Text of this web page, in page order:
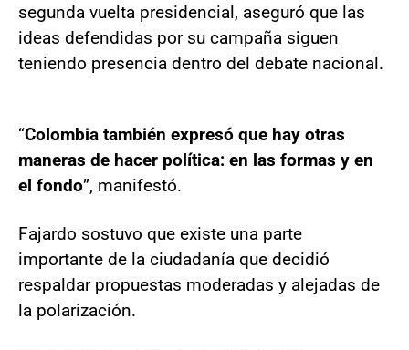
segunda vuelta presidencial, aseguró que las
ideas defendidas por su campaña siguen
teniendo presencia dentro del debate nacional.
“Colombia también expresó que hay otras
maneras de hacer política: en las formas y en
el fondo”, manifestó.
Fajardo sostuvo que existe una parte
importante de la ciudadanía que decidió
respaldar propuestas moderadas y alejadas de
la polarización.